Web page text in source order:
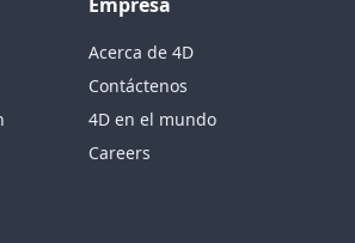
Acerca de 4D
Contáctenos
4D en el mundo
Careers